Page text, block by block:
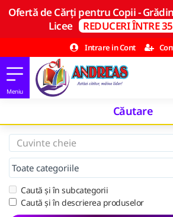
Ofertă de Cărți pentru Copii -
Licee REDUCERI ÎNTRE
Intrare in Cont
Căutare
Caută și în subcategorii
Caută și în descrierea produselor